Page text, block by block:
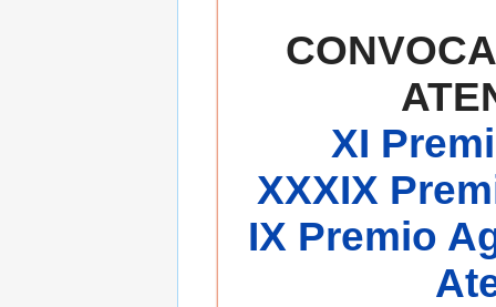
XI
XXXIX
IX Premio